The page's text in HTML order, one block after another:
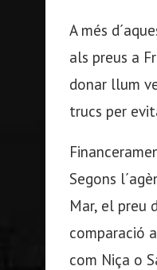
A més
als preus a
donar llum
trucs per
Segons
Mar, el preu
comparació
com Niça o